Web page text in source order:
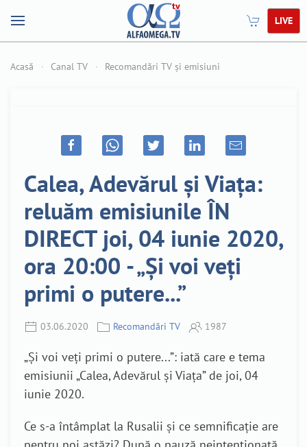
LIVE
Acasă Canal TV Recomandări TV și emisiuni
Calea, Adevărul și Viața:
reluăm emisiunile ÎN
DIRECT joi, 04 iunie 2020,
ora 20:00 - „Și voi veți
primi o putere...”
03.06.2020 Recomandări TV 1987
„Și voi veți primi o putere...”: iată care e tema
emisiunii „Calea, Adevărul și Viața” de joi, 04
iunie 2020.
Ce s-a întâmplat la Rusalii și ce semnificație are